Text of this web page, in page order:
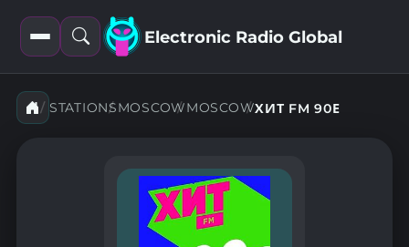
Open
filters
Open
search
Electronic Radio Global
STATIONSMOSCOWMOSCOWХИТ FM 90Е